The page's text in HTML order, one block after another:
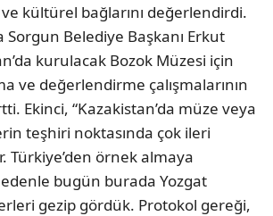
kültürel bağlarını değerlendirdi.
Sorgun Belediye Başkanı Erkut
kurulacak Bozok Müzesi için
ve değerlendirme çalışmalarının
Ekinci, “Kazakistan’da müze veya
teşhiri noktasında çok ileri
Türkiye’den örnek almaya
bugün burada Yozgat
gezip gördük. Protokol gereği,